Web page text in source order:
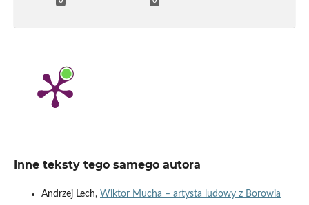
Inne teksty tego samego autora
Andrzej Lech, Wiktor Mucha – artysta ludowy z Borowia